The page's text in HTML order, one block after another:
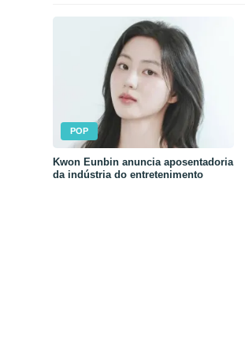
POP
Kwon Eunbin anuncia aposentadoria
da indústria do entretenimento